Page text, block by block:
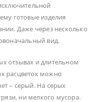
готовые изделия
Даже через несколько
вид.
отзывах и длительном
расцветок можно
– серый. На серых
ни мелкого мусора.